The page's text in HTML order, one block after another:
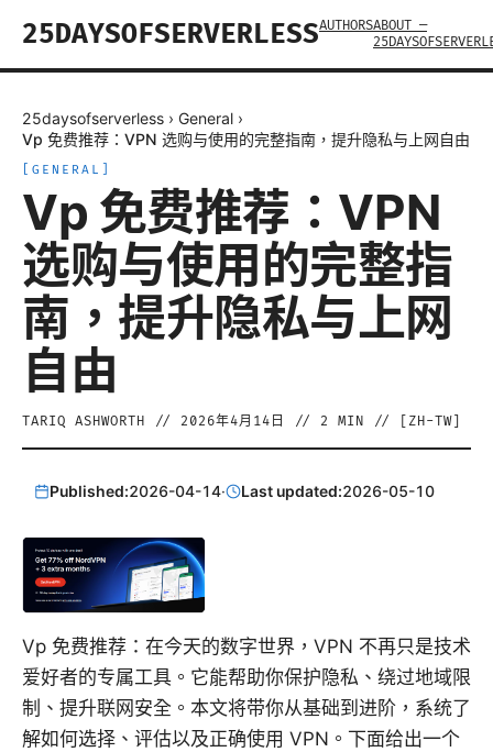
25DAYSOFSERVERLESSAUTHORSABOUT —
25daysofserverless › General ›
Vp 免费推荐：VPN 选购与使用的完整指南，提升隐私与上网自由
GENERAL
Vp 免费推荐：VPN
选购与使用的完整指
南，提升隐私与上网
自由
TARIQ ASHWORTH // 2026年4月14日 // 2 MIN // [ ZH-TW
Published:2026-04-14· Last updated:2026-05-10
Vp 免费推荐：在今天的数字世界，VPN 不再只是技术
爱好者的专属工具。它能帮助你保护隐私、绕过地域限
制、提升联网安全。本文将带你从基础到进阶，系统了
解如何选择、评估以及正确使用 VPN。下面给出一个